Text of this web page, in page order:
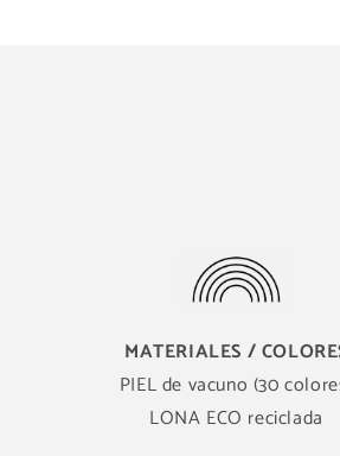
MATERIALES /
PIEL de vacuno (30
LONA ECO reciclada